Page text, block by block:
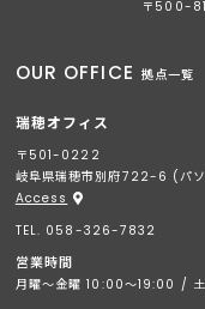
〒500-
OUR OFFICE 拠点一覧
瑞穂オフィス
〒501-0222
岐阜県瑞穂市別府722-6 (パ
Access
TEL. 058-326-7832
営業時間
月曜～金曜 10:00～19:00 /